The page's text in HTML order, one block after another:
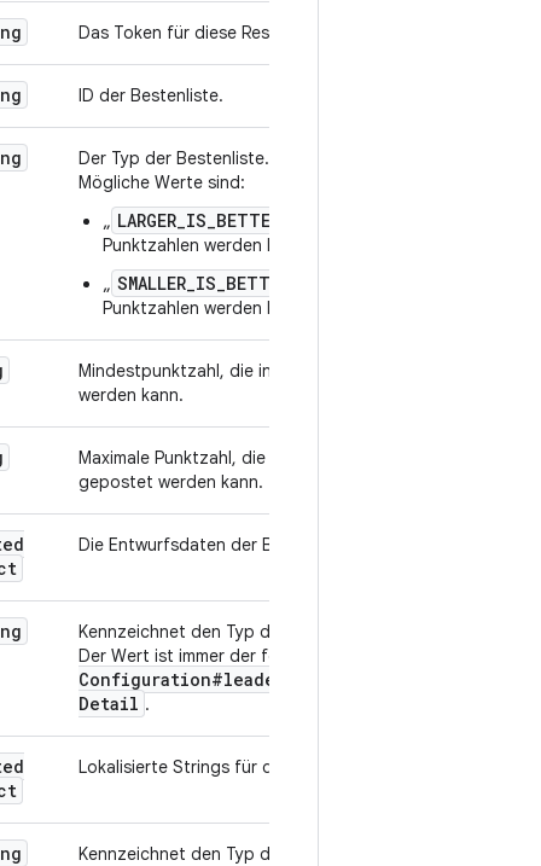
Das Token für diese Ressource.
ID der Bestenliste.
Der Typ der Bestenliste.
Mögliche Werte sind:
„ LARGER_IS_BETTER
Punktzahlen werden höher eingestuft.
„ SMALLER_IS_BETTER
Punktzahlen werden höher eingestuft.
Mindestpunktzahl, die in dieser Bestenliste gepostet
werden kann.
Maximale Punktzahl, die in dieser Bestenliste
gepostet werden kann.
Die Entwurfsdaten der Bestenliste
Kennzeichnet den Typ dieser Ressource eindeutig.
Der Wert ist immer der feste String
Configuration#leaderboard
Detail .
Lokalisierte Strings für den Namen der Bestenliste
Kennzeichnet den Typ dieser Ressource eindeutig.